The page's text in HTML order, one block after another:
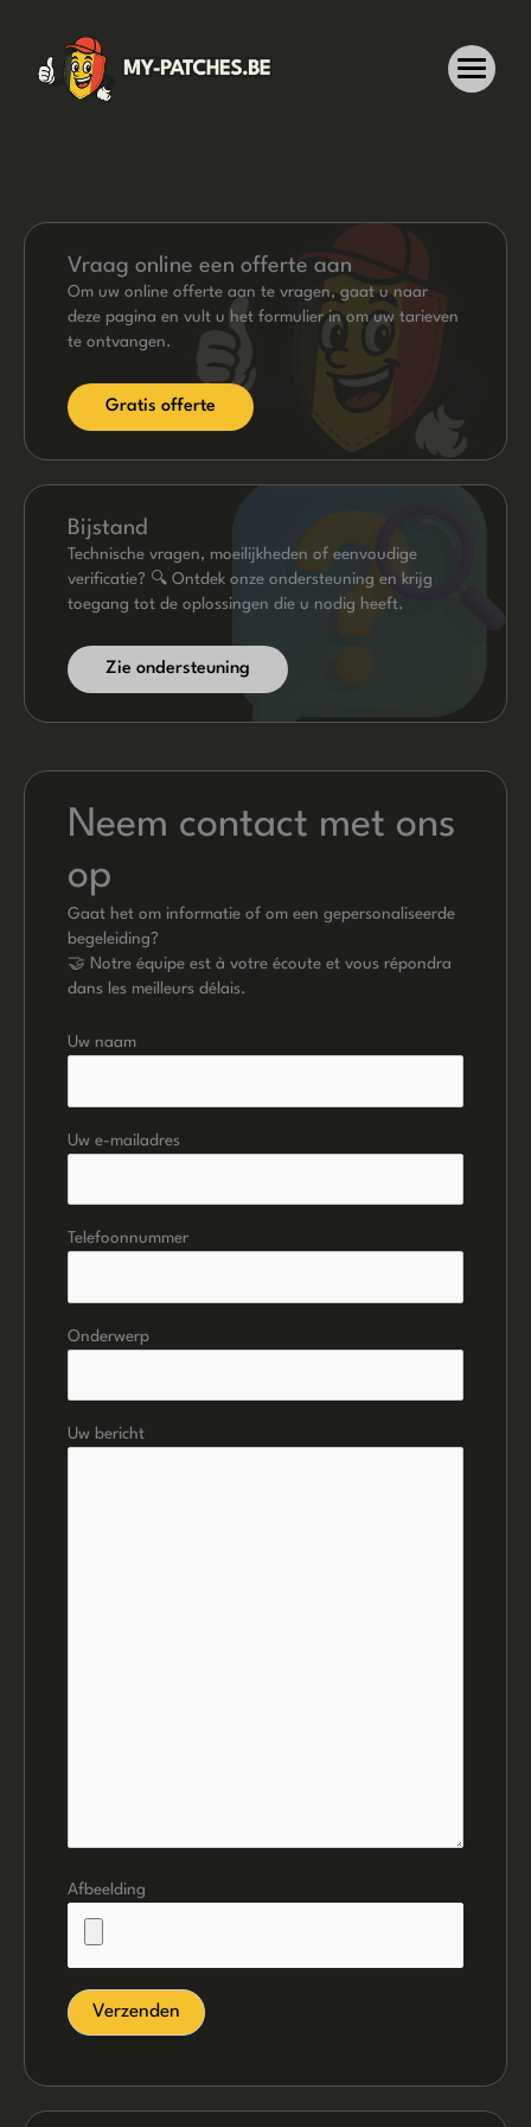
Vraag online een offerte aan
Om uw online offerte aan te vragen, gaat u naar
deze pagina en vult u het formulier in om uw tarieven
te ontvangen.
Gratis offerte
Bijstand
Technische vragen, moeilijkheden of eenvoudige
verificatie? 🔍 Ontdek onze ondersteuning en krijg
toegang tot de oplossingen die u nodig heeft.
Zie ondersteuning
Neem contact met ons
op
Gaat het om informatie of om een ​​gepersonaliseerde
begeleiding?
🤝 Notre équipe est à votre écoute et vous répondra
dans les meilleurs délais.
Uw naam
Uw e-mailadres
Telefoonnummer
Onderwerp
Uw bericht
Afbeelding